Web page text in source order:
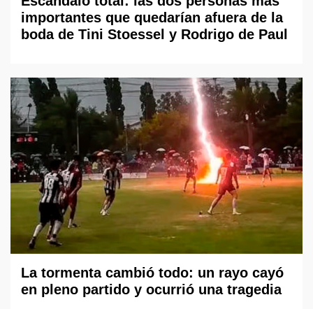
importantes que quedarían afuera de la
boda de Tini Stoessel y Rodrigo de Paul
La tormenta cambió todo: un rayo cayó
en pleno partido y ocurrió una tragedia